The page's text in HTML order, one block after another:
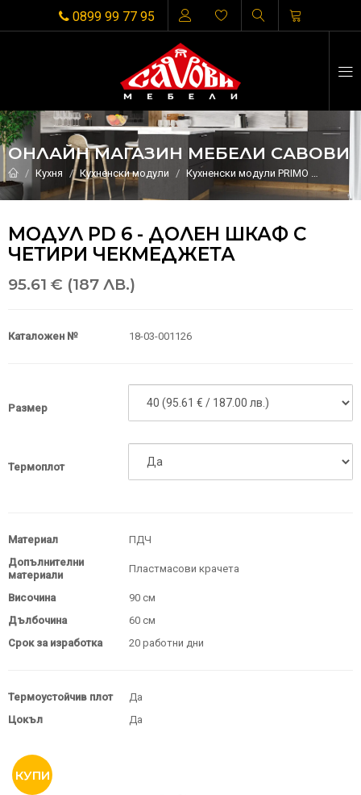
0899 99 77 95
ОНЛАЙН МАГАЗИН МЕБЕЛИ САВОВИ
Кухня Кухненски модули Кухненски модули PRIMO
МОДУЛ PD 6 - ДОЛЕН ШКАФ С
ЧЕТИРИ ЧЕКМЕДЖЕТА
95.61 € (187 ЛВ.)
Каталожен № 18-03-001126
Размер
Термоплот
Материал
ПДЧ
Допълнителни
материали
Пластмасови крачета
Височина
90 см
Дълбочина
60 см
Срок за изработка
20 работни дни
Термоустойчив плот
Да
Цокъл
Да